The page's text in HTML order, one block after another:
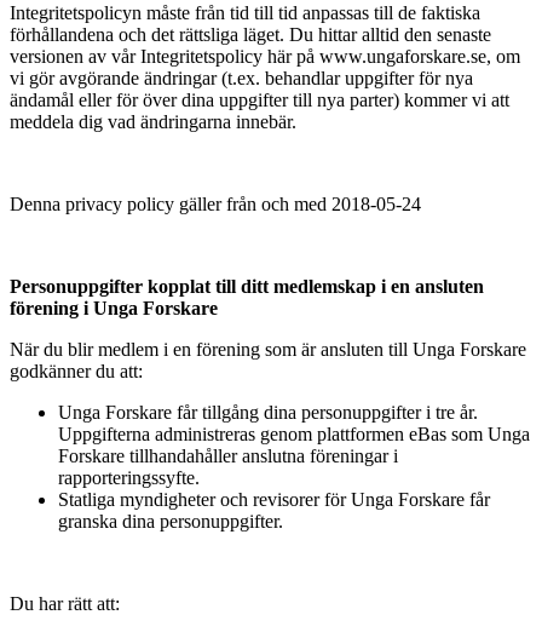
Integritetspolicyn måste från tid till tid anpassas till de faktiska
förhållandena och det rättsliga läget. Du hittar alltid den senaste
versionen av vår Integritetspolicy här på www.ungaforskare.se, om
vi gör avgörande ändringar (t.ex. behandlar uppgifter för nya
ändamål eller för över dina uppgifter till nya parter) kommer vi att
meddela dig vad ändringarna innebär.
Denna privacy policy gäller från och med 2018-05-24
Personuppgifter kopplat till ditt medlemskap i en ansluten
förening i Unga Forskare
När du blir medlem i en förening som är ansluten till Unga Forskare
godkänner du att:
Unga Forskare får tillgång dina personuppgifter i tre år.
Uppgifterna administreras genom plattformen eBas som Unga
Forskare tillhandahåller anslutna föreningar i
rapporteringssyfte.
Statliga myndigheter och revisorer för Unga Forskare får
granska dina personuppgifter.
Du har rätt att: